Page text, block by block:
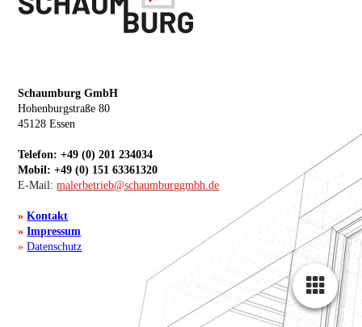
Schaumburg GmbH
Hohenburgstraße 80
45128 Essen
Telefon: +49 (0) 201 234034
Mobil: +49 (0) 151 63361320
E-Mail: malerbetrieb@schaumburggmbh.de
»Kontakt
»Impressum
»Datenschutz